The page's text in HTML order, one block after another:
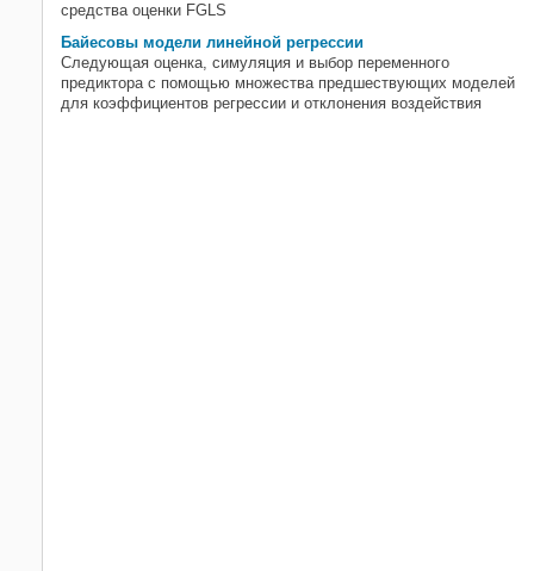
средства оценки FGLS
Байесовы модели линейной регрессии
Следующая оценка, симуляция и выбор переменного
предиктора с помощью множества предшествующих моделей
для коэффициентов регрессии и отклонения воздействия